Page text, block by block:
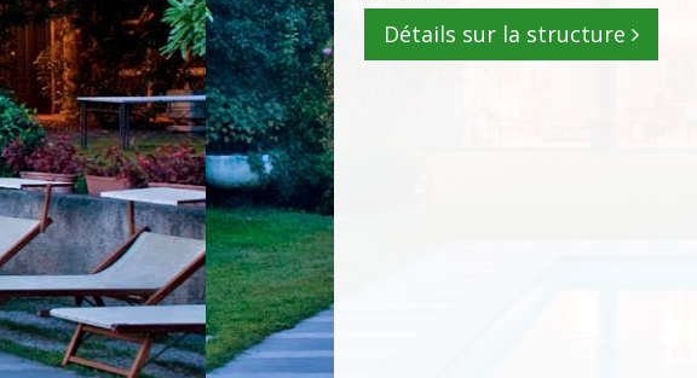
Détails sur la structure